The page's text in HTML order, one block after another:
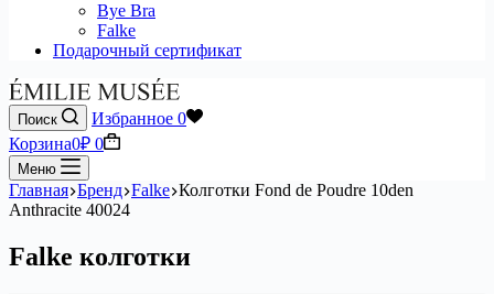
Bye Bra
Falke
Подарочный сертификат
Поиск Избранное 0
Корзина0₽ 0
Меню
Главная Бренд Falke Колготки Fond de Poudre 10den
Anthracite 40024
Falke колготки